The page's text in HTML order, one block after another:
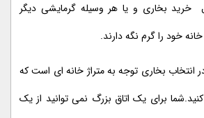
خرید بخاری و یا هر وسیله گرمایشی دیگر
خود را گرم نگه دارند.
انتخاب بخاری توجه به متراژ خانه ای است که
برای یک اتاق بزرگ نمی توانید از یک